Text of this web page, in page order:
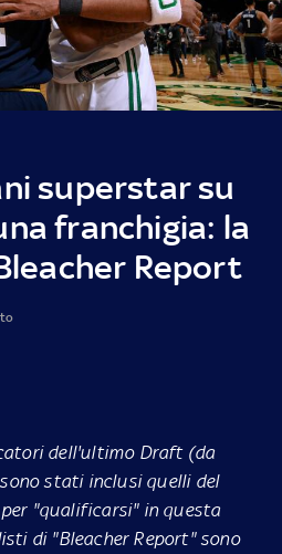
superstar su
franchigia: la
Report
dell'ultimo Draft (da
stati inclusi quelli del
"qualificarsi" in questa
di "Bleacher Report" sono